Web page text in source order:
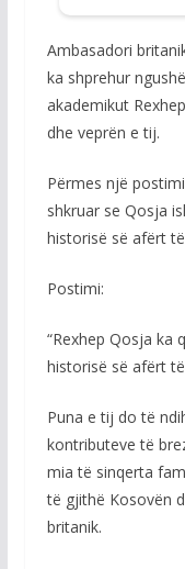
Ambasadori
ka shprehur
akademikut
dhe veprën e tij.
Përmes një
shkruar se Qosja
historisë së afërt
Postimi:
“Rexhep Qosja ka
historisë së afërt
Puna e tij do të
kontributeve të
mia të sinqerta
të gjithë Kosovën
britanik.